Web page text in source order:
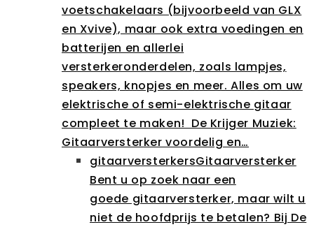
voetschakelaars (bijvoorbeeld van GLX
en Xvive), maar ook extra voedingen en
batterijen en allerlei
versterkeronderdelen, zoals lampjes,
speakers, knopjes en meer. Alles om uw
elektrische of semi-elektrische gitaar
compleet te maken! De Krijger Muziek:
Gitaarversterker voordelig en…
gitaarversterkersGitaarversterker
Bent u op zoek naar een
goede gitaarversterker, maar wilt u
niet de hoofdprijs te betalen? Bij De